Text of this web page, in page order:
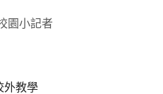
園小記者
外教學